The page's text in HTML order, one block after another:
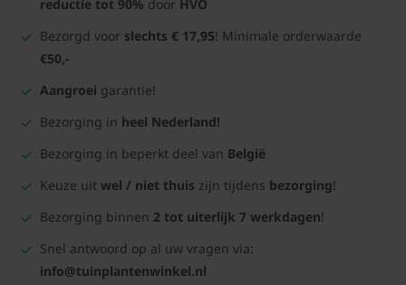
reductie tot 90% door HVO
Bezorgd voor slechts € 17,95! Minimale orderwaarde
€50,-
Aangroei garantie!
Bezorging in heel Nederland!
Bezorging in beperkt deel van België
Keuze uit wel / niet thuis zijn tijdens bezorging!
Bezorging binnen 2 tot uiterlijk 7 werkdagen!
Snel antwoord op al uw vragen via:
info@tuinplantenwinkel.nl